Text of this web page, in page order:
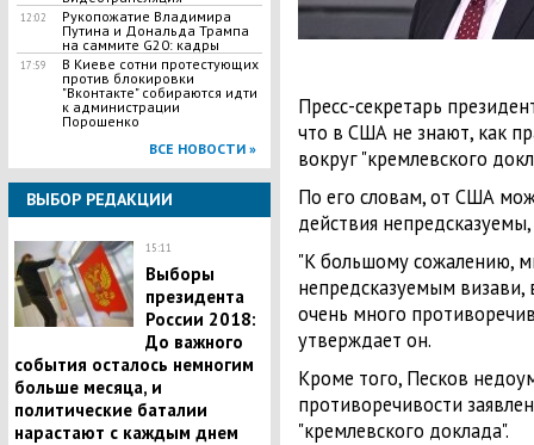
12:02
Рукопожатие Владимира
Путина и Дональда Трампа
на саммите G20: кадры
17:59
В Киеве сотни протестующих
против блокировки
"Вконтакте" собираются идти
к администрации
Порошенко
ВСЕ НОВОСТИ »
ВЫБОР РЕДАКЦИИ
15:11
Выборы
президента
России 2018:
До важного
события осталось немногим
больше месяца, и
политические баталии
нарастают с каждым днем
Пресс-секретарь
что в США не знают, как
вокруг "кремлевского
По его словам, от США
действия
"К большому сожалению,
непредсказуемым визави,
очень много
утверждает он.
Кроме того, Песков
противоречивости
"кремлевского доклада".